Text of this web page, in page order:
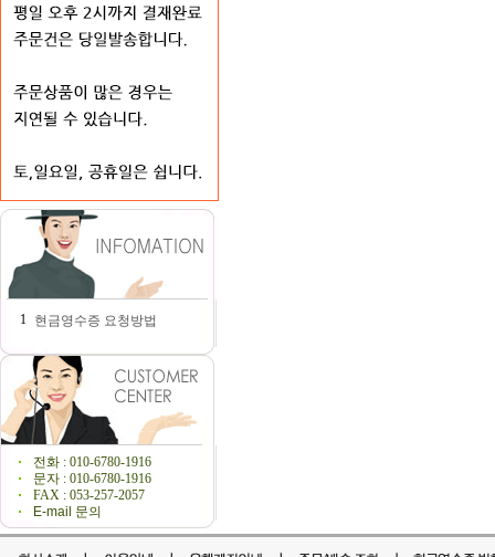
1 현금영수증 요청방법
전화 : 010-6780-1916
문자 : 010-6780-1916
FAX : 053-257-2057
E-mail 문의